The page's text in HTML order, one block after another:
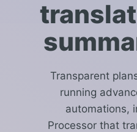
Transparent
running
automations,
Processor that